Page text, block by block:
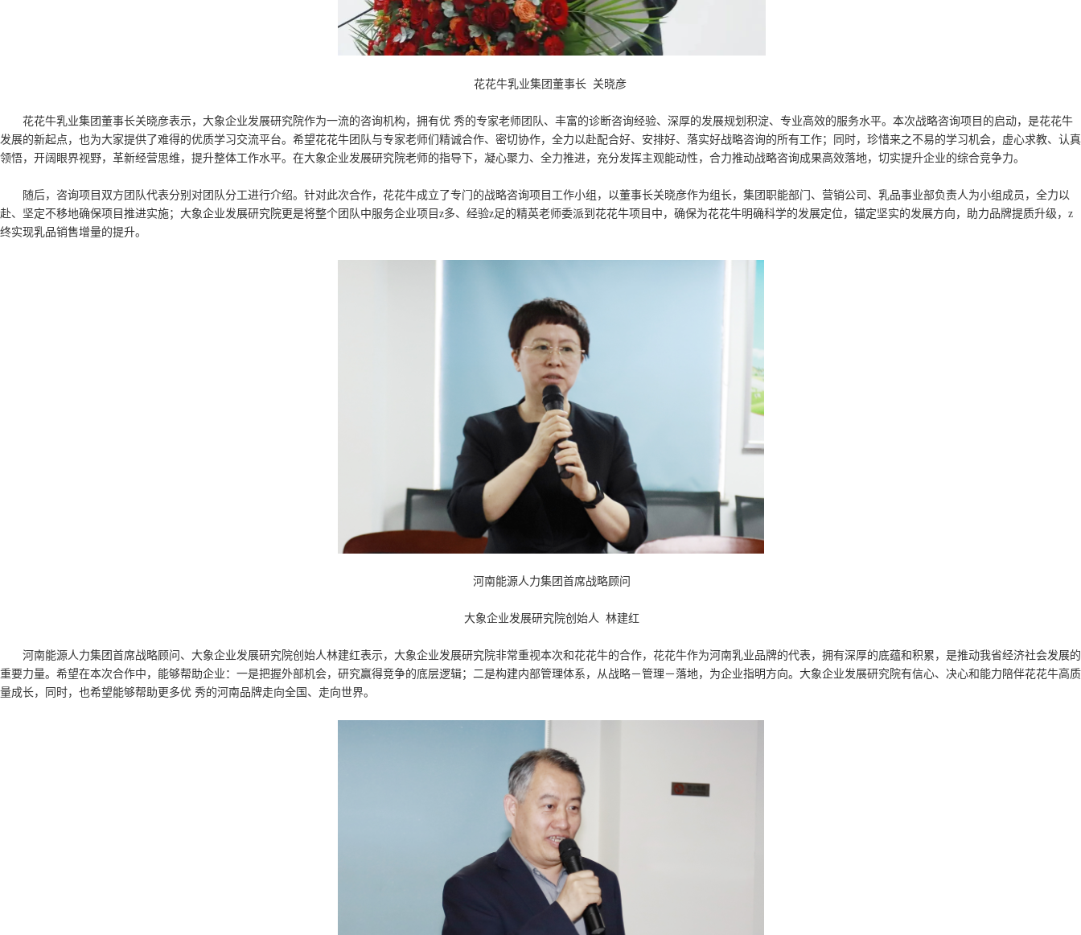
花花牛乳业集团董事长 关晓彦
花花牛乳业集团董事长关晓彦表示，大象企业发展研究院作为一流的咨询机构，拥有优 秀的专家老师团队、丰富的诊断咨询经验、深厚的发展规划积淀、专业高效的服务水平。本次战略咨询项目的启动，是花花牛
发展的新起点，也为大家提供了难得的优质学习交流平台。希望花花牛团队与专家老师们精诚合作、密切协作，全力以赴配合好、安排好、落实好战略咨询的所有工作；同时，珍惜来之不易的学习机会，虚心求教、认真
领悟，开阔眼界视野，革新经营思维，提升整体工作水平。在大象企业发展研究院老师的指导下，凝心聚力、全力推进，充分发挥主观能动性，合力推动战略咨询成果高效落地，切实提升企业的综合竞争力。
随后，咨询项目双方团队代表分别对团队分工进行介绍。针对此次合作，花花牛成立了专门的战略咨询项目工作小组，以董事长关晓彦作为组长，集团职能部门、营销公司、乳品事业部负责人为小组成员，全力以
赴、坚定不移地确保项目推进实施；大象企业发展研究院更是将整个团队中服务企业项目z多、经验z足的精英老师委派到花花牛项目中，确保为花花牛明确科学的发展定位，锚定坚实的发展方向，助力品牌提质升级，z
终实现乳品销售增量的提升。
河南能源人力集团首席战略顾问
大象企业发展研究院创始人 林建红
河南能源人力集团首席战略顾问、大象企业发展研究院创始人林建红表示，大象企业发展研究院非常重视本次和花花牛的合作，花花牛作为河南乳业品牌的代表，拥有深厚的底蕴和积累，是推动我省经济社会发展的
重要力量。希望在本次合作中，能够帮助企业：一是把握外部机会，研究赢得竞争的底层逻辑；二是构建内部管理体系，从战略－管理－落地，为企业指明方向。大象企业发展研究院有信心、决心和能力陪伴花花牛高质
量成长，同时，也希望能够帮助更多优 秀的河南品牌走向全国、走向世界。